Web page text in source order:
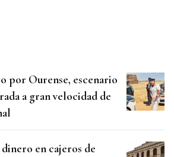
por Ourense, escenario
a gran velocidad de
en cajeros de